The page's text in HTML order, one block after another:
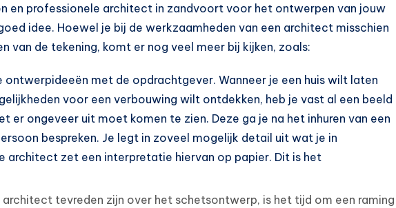
en professionele architect in zandvoort voor het ontwerpen van jouw
idee. Hoewel je bij de werkzaamheden van een architect misschien
van de tekening, komt er nog veel meer bij kijken, zoals:
ontwerpideeën met de opdrachtgever. Wanneer je een huis wilt laten
voor een verbouwing wilt ontdekken, heb je vast al een beeld
er ongeveer uit moet komen te zien. Deze ga je na het inhuren van een
bespreken. Je legt in zoveel mogelijk detail uit wat je in
architect zet een interpretatie hiervan op papier. Dit is het
architect tevreden zijn over het schetsontwerp, is het tijd om een raming